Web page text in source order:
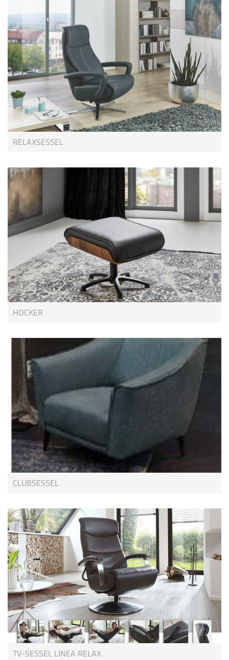
RELAXSESSEL
HOCKER
CLUBSESSEL
TV-SESSEL LINEA RELAX